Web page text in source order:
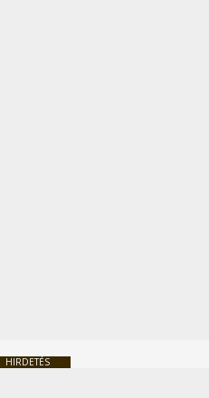
HIRDETÉS